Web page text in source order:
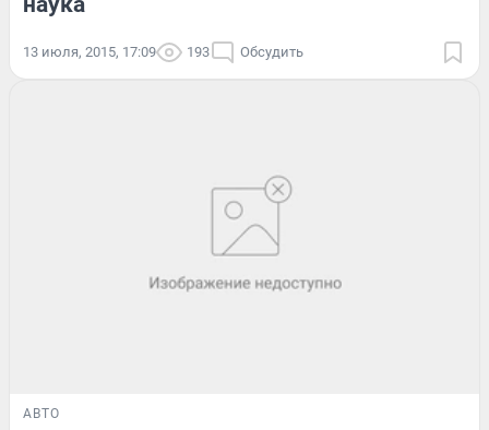
13 июля, 2015, 17:09 193 Обсудить
АВТО